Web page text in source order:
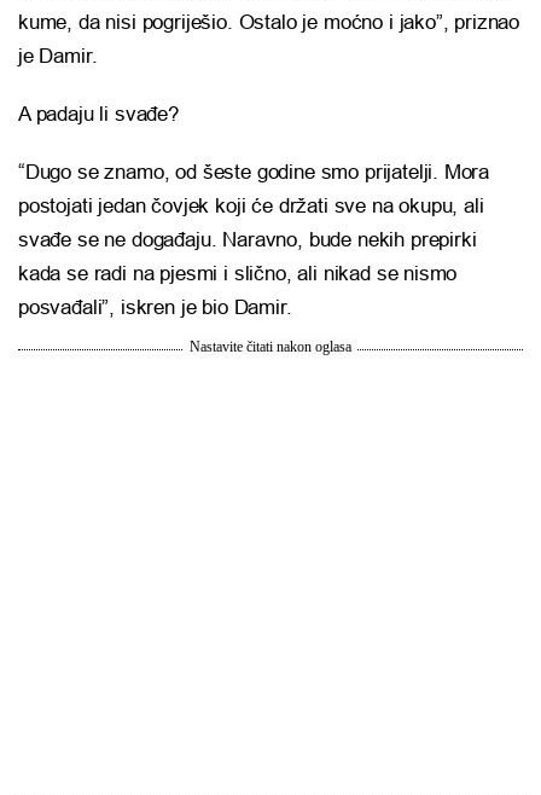
kume, da nisi pogriješio. Ostalo je moćno i jako”, priznao
je Damir.
A padaju li svađe?
“Dugo se znamo, od šeste godine smo prijatelji. Mora
postojati jedan čovjek koji će držati sve na okupu, ali
svađe se ne događaju. Naravno, bude nekih prepirki
kada se radi na pjesmi i slično, ali nikad se nismo
posvađali”, iskren je bio Damir.
Nastavite čitati nakon oglasa